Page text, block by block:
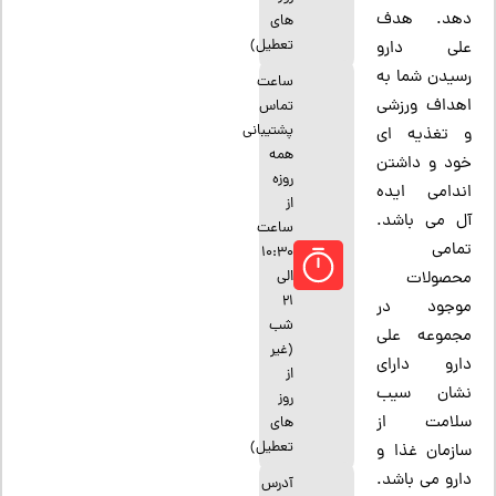
دهد. هدف
علی دارو
رسیدن شما به
اهداف ورزشی
و تغذیه ای
خود و داشتن
اندامی ایده
آل می باشد.
تمامی
محصولات
موجود در
مجموعه علی
دارو دارای
نشان سیب
سلامت از
سازمان غذا و
دارو می باشد.
های
تعطیل)
ساعت
تماس
پشتیبانی
همه
روزه
از
ساعت
10:30
الی
21
شب
(غیر
از
روز
های
تعطیل)
آدرس